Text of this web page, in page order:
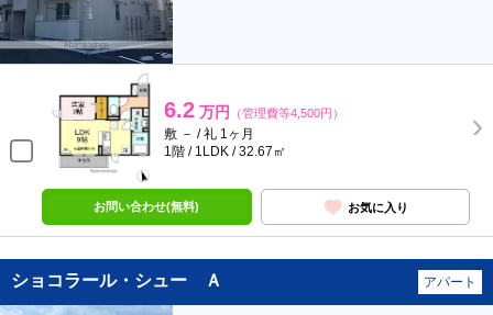
6.2 万円 （管理費等4,500円）
敷 － / 礼 1ヶ月
1階 / 1LDK / 32.67㎡
お問い合わせ(無料) お気に入り
ショコラール・シュー Ａ アパート